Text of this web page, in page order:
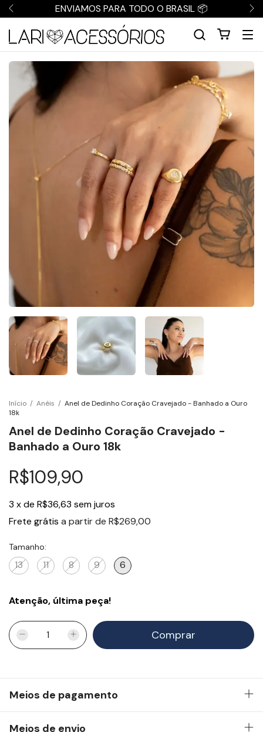
ENVIAMOS PARA TODO O BRASIL 📦
Início / Anéis / Anel de Dedinho Coração Cravejado - Banhado a Ouro
18k
Anel de Dedinho Coração Cravejado -
Banhado a Ouro 18k
R$109,90
3 xde R$36,63 sem juros
Frete grátis a partir de R$269,00
Tamanho:
13 11 8 9 6
Atenção, última peça!
Meios de pagamento
Meios de envio